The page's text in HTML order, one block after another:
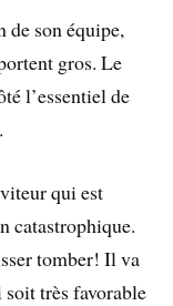
de son équipe,
gros. Le
l’essentiel de
qui est
catastrophique.
tomber! Il va
très favorable